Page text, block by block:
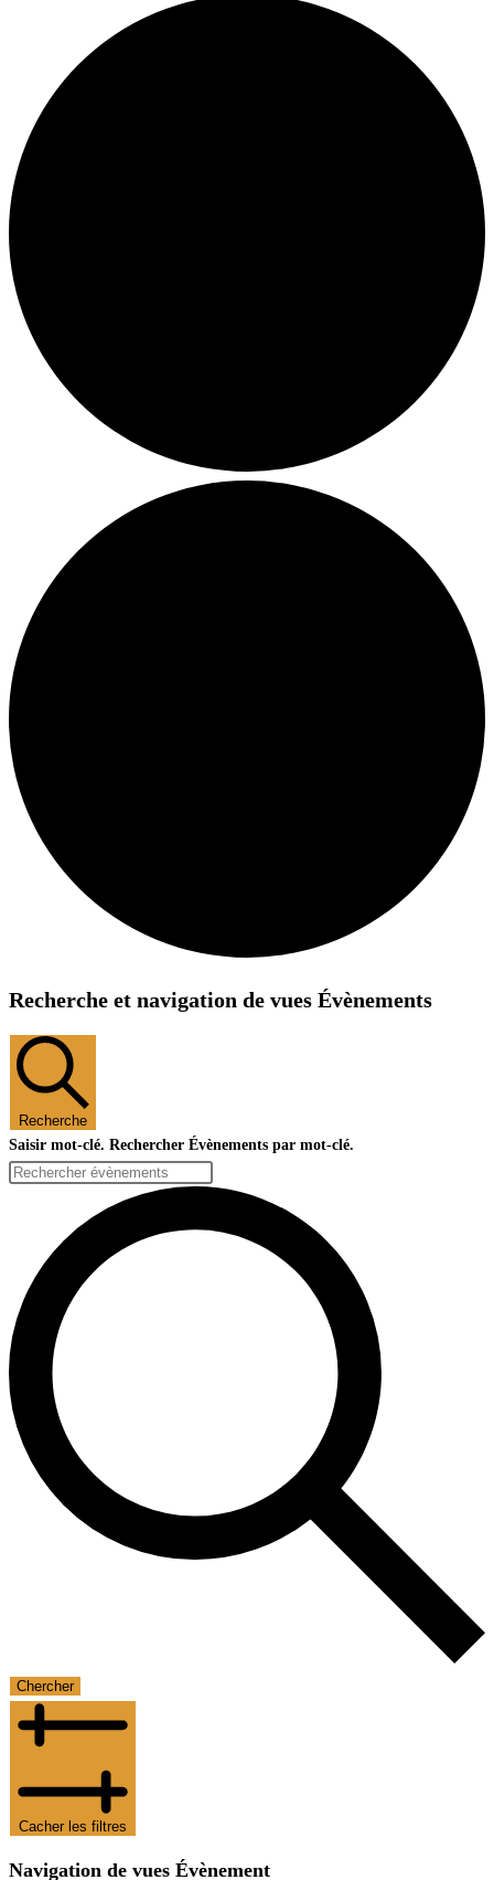
Recherche et navigation de vues Évènements
Recherche
Saisir mot-clé. Rechercher Évènements par mot-clé.
Chercher
Cacher les filtres
Navigation de vues Évènement